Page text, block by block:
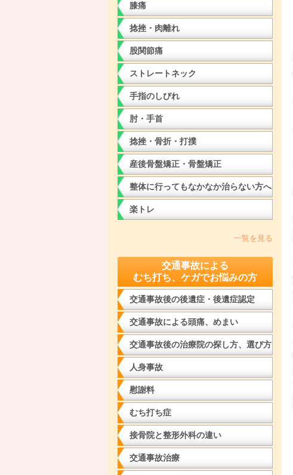
膝痛
捻挫・肉離れ
股関節痛
ストレートネック
手指のしびれ
肘・手首
捻挫・骨折・打撲
産後骨盤矯正・骨盤矯正
整体に行ってもなかなか治らない方へ
楽トレ
一覧を見る
交通事故による
むち打ち、ケガでお悩みの方
交通事故後の後遺症・後遺症認定
交通事故による頭痛、めまい
交通事故後の治療院の探し方、選び方
人身事故
慰謝料
むち打ち症
接骨院と整形外科の違い
交通事故治療